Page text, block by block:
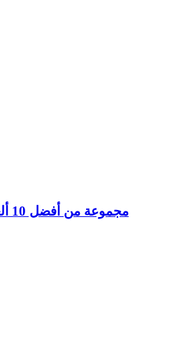
مجموعة من أفضل 10 ألعاب الجوال 2023